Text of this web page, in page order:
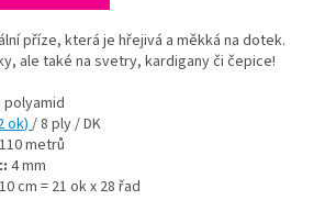
příze, která je hřejivá a měkká na dotek.
ale také na svetry, kardigany či čepice!
polyamid
ok)/ 8 ply / DK
metrů
4 mm
cm = 21 ok x 28 řad